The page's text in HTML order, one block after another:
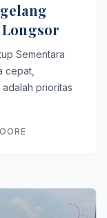
Sementara
cepat,
prioritas